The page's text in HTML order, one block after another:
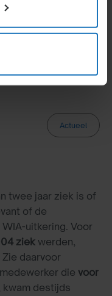
Actueel
twee jaar ziek is of
of de
uitkering. Voor
ziek werden,
daarvoor
die voor
kwam destijds